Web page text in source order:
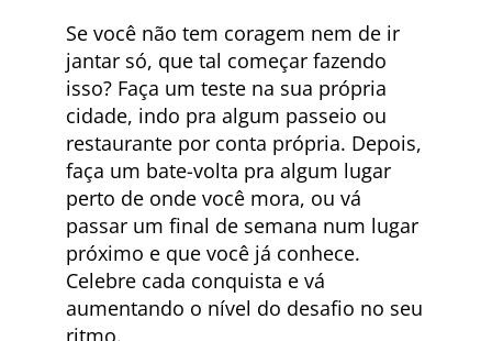
Se você não tem coragem nem de ir
jantar só, que tal começar fazendo
isso? Faça um teste na sua própria
cidade, indo pra algum passeio ou
restaurante por conta própria. Depois,
faça um bate-volta pra algum lugar
perto de onde você mora, ou vá
passar um final de semana num lugar
próximo e que você já conhece.
Celebre cada conquista e vá
aumentando o nível do desafio no seu
ritmo.